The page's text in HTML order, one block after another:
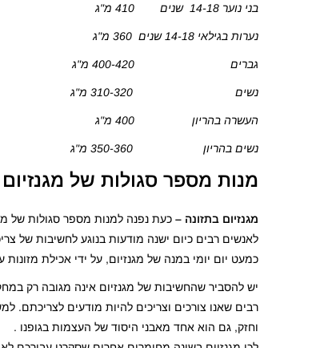
בני נוער 14-18 שנים 410 מ"ג
נערות בגילאי 14-18 שנים 360 מ"ג
גברים 400-420 מ"ג
נשים 310-320 מ"ג
העשרה בהריון 400 מ"ג
נשים בהריון 350-360 מ"ג
מנות מספר סגולות של מגנזיום
מגנזיום בתזונה – כעת נפנה למנות מספר סגולות של
לאנשים רבים כיום ישנה מודעות בנוגע לחשיבות של
כמעט יום יומי במנה של מגנזיום, על ידי אכילת
יש להסביר שהחשיבות של מגנזיום אינה מגובה רק
רבים שאנו צורכים וצריכים להיות מודעים לצריכתם.
וחזק, גם הוא אחד מאבני היסוד של העצמות בגופנו .